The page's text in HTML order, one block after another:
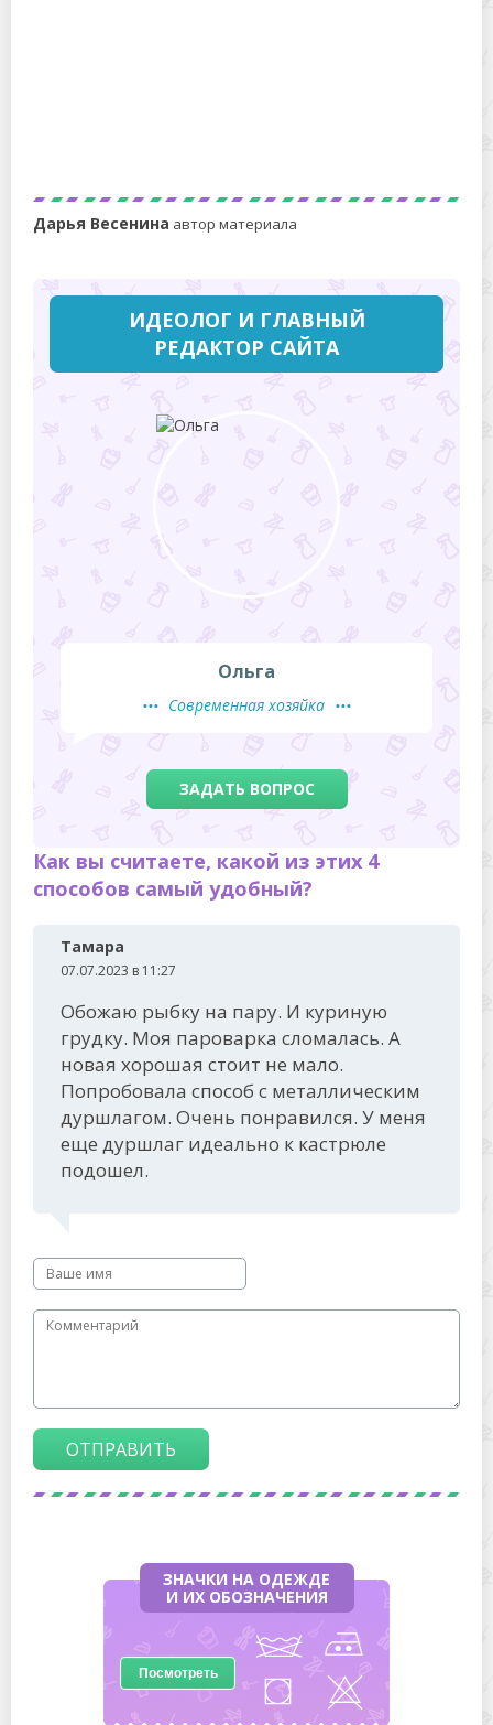
Дарья Весенина автор материала
ИДЕОЛОГ И ГЛАВНЫЙ
РЕДАКТОР САЙТА
Ольга
Современная хозяйка
ЗАДАТЬ ВОПРОС
Как вы считаете, какой из этих 4
способов самый удобный?
Тамара
07.07.2023 в 11:27
Обожаю рыбку на пару. И куриную
грудку. Моя пароварка сломалась. А
новая хорошая стоит не мало.
Попробовала способ с металлическим
дуршлагом. Очень понравился. У меня
еще дуршлаг идеально к кастрюле
подошел.
ОТПРАВИТЬ
ЗНАЧКИ НА ОДЕЖДЕ
И ИХ ОБОЗНАЧЕНИЯ
Посмотреть